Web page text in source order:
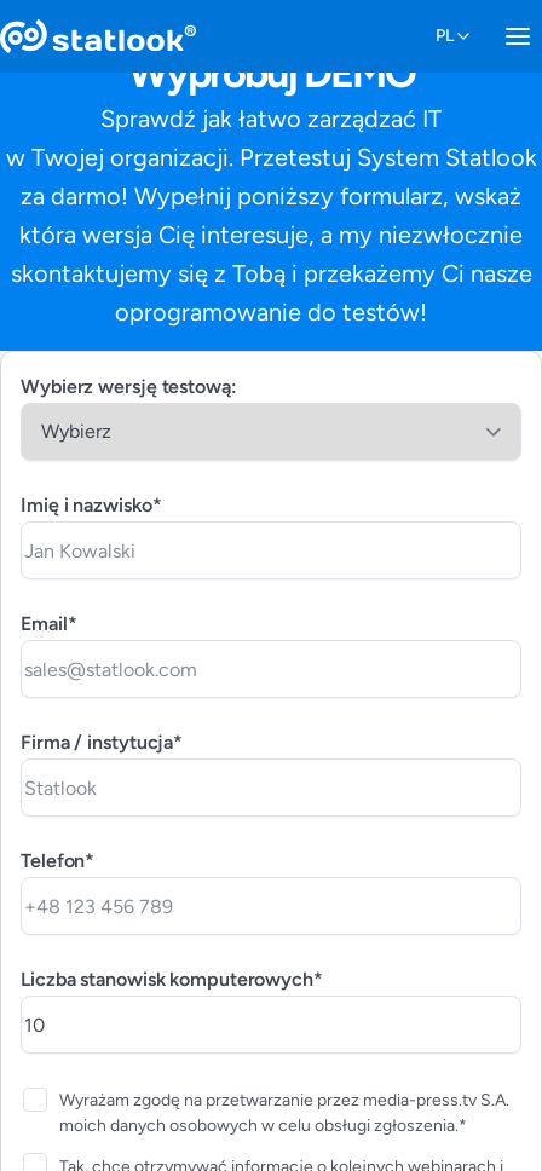
Wypróbuj DEMO
Sprawdź jak łatwo zarządzać IT
w Twojej organizacji. Przetestuj System Statlook
za darmo! Wypełnij poniższy formularz, wskaż
która wersja Cię interesuje, a my niezwłocznie
skontaktujemy się z Tobą i przekażemy Ci nasze
oprogramowanie do testów!
Wybierz wersję testową:
Imię i nazwisko*
Email*
Firma / instytucja*
Telefon*
Liczba stanowisk komputerowych*
Wyrażam zgodę na przetwarzanie przez media-press.tv S.A.
moich danych osobowych w celu obsługi zgłoszenia.*
Tak, chcę otrzymywać informacje o kolejnych webinarach i